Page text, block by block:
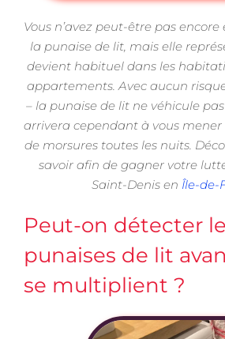
Vous n’avez peut-être pas
la punaise de lit, mais elle
devient habituel dans les
appartements. Avec aucun
– la punaise de lit ne véhicule
arrivera cependant à vous
de morsures toutes les nuits.
savoir afin de gagner votre
Saint-Denis en Île-de-
Peut-on détecter
punaises de lit
se multiplient ?